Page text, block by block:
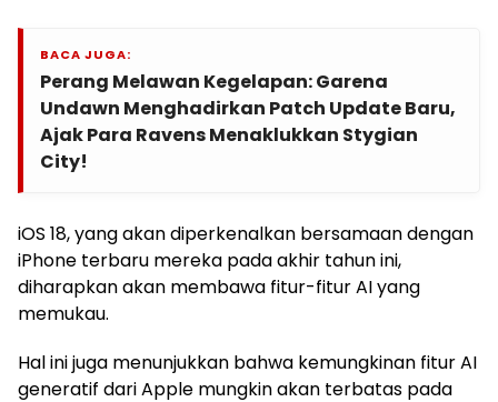
BACA JUGA:
Perang Melawan Kegelapan: Garena
Undawn Menghadirkan Patch Update Baru,
Ajak Para Ravens Menaklukkan Stygian
City!
iOS 18, yang akan diperkenalkan bersamaan dengan
iPhone terbaru mereka pada akhir tahun ini,
diharapkan akan membawa fitur-fitur AI yang
memukau.
Hal ini juga menunjukkan bahwa kemungkinan fitur AI
generatif dari Apple mungkin akan terbatas pada